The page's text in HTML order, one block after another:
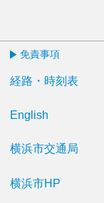
免責事項
経路・時刻表
English
横浜市交通局
横浜市HP